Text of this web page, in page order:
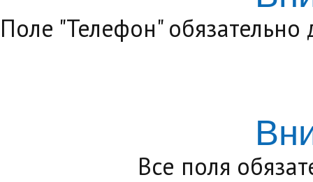
Поле "Телефон" обязательно
Все поля